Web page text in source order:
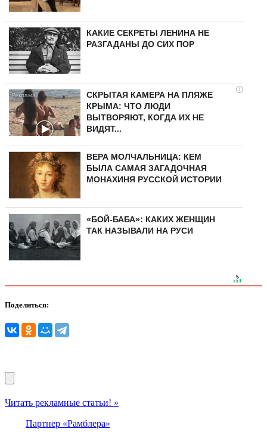
КАКИЕ СЕКРЕТЫ ЛЕНИНА НЕ
РАЗГАДАНЫ ДО СИХ ПОР
i
СКРЫТАЯ КАМЕРА НА ПЛЯЖЕ
КРЫМА: ЧТО ЛЮДИ
ВЫТВОРЯЮТ, КОГДА ИХ НЕ
ВИДЯТ...
ВЕРА МОЛЧАЛЬНИЦА: КЕМ
БЫЛА САМАЯ ЗАГАДОЧНАЯ
МОНАХИНЯ РУССКОЙ ИСТОРИИ
«БОЙ-БАБА»: КАКИХ ЖЕНЩИН
ТАК НАЗЫВАЛИ НА РУСИ
Поделиться:
Читать рекламные статьи! »
Партнер «Рамблера»